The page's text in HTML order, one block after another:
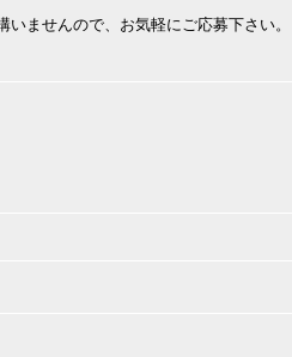
いませんので、お気軽にご応募下さい。